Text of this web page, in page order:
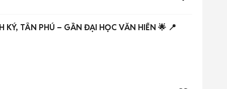
🌟 STUDIO CHÍNH CHỦ TRƯƠNG VĨNH KÝ, TÂN PHÚ – GẦN ĐẠI HỌC VĂN HIẾN 🌟 📍